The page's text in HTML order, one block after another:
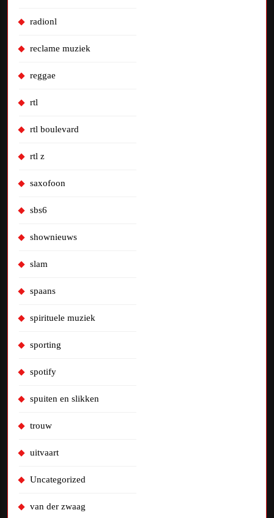
radionl
reclame muziek
reggae
rtl
rtl boulevard
rtl z
saxofoon
sbs6
shownieuws
slam
spaans
spirituele muziek
sporting
spotify
spuiten en slikken
trouw
uitvaart
Uncategorized
van der zwaag